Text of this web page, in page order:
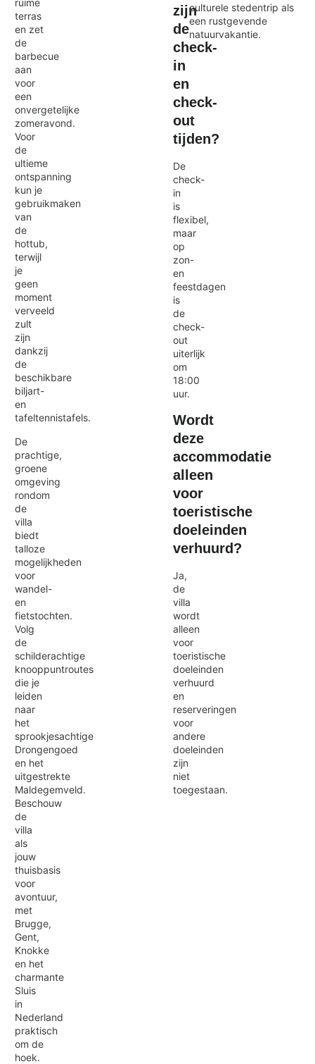
ruime
terras
en zet
de
barbecue
aan
voor
een
onvergetelijke
zomeravond.
Voor
de
ultieme
ontspanning
kun je
gebruikmaken
van
de
hottub,
terwijl
je
geen
moment
verveeld
zult
zijn
dankzij
de
beschikbare
biljart-
en
tafeltennistafels.
De
prachtige,
groene
omgeving
rondom
de
villa
biedt
talloze
mogelijkheden
voor
wandel-
en
fietstochten.
Volg
de
schilderachtige
knooppuntroutes
die je
leiden
naar
het
sprookjesachtige
Drongengoed
en het
uitgestrekte
Maldegemveld.
Beschouw
de
villa
als
jouw
thuisbasis
voor
avontuur,
met
Brugge,
Gent,
Knokke
en het
charmante
Sluis
in
Nederland
praktisch
om de
hoek.
zijn
de
check-
in
en
check-
out
tijden?
De
check-
in
is
flexibel,
maar
op
zon-
en
feestdagen
is
de
check-
out
uiterlijk
om
18:00
uur.
Wordt
deze
accommodatie
alleen
voor
toeristische
doeleinden
verhuurd?
Ja,
de
villa
wordt
alleen
voor
toeristische
doeleinden
verhuurd
en
reserveringen
voor
andere
doeleinden
zijn
niet
toegestaan.
culturele stedentrip als
een rustgevende
natuurvakantie.